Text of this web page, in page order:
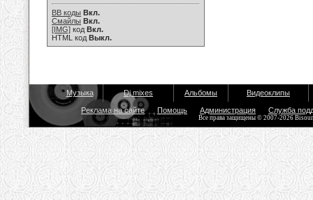
BB коды Вкл.
Смайлы Вкл.
[IMG] код Вкл.
HTML код Выкл.
Музыка Dj mixes Альбомы Видеоклипы
Реклама на сайте Помощь Администрация Служба
Все права защищены © 2007-2026